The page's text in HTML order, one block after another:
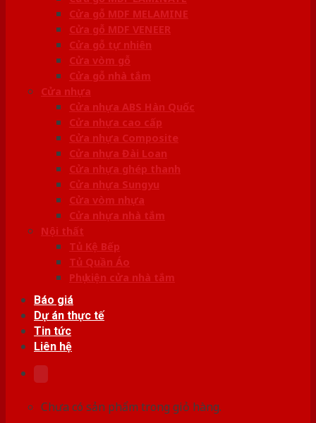
Cửa gỗ MDF MELAMINE
Cửa gỗ MDF VENEER
Cửa gỗ tự nhiên
Cửa vòm gỗ
Cửa gỗ nhà tắm
Cửa nhựa
Cửa nhựa ABS Hàn Quốc
Cửa nhựa cao cấp
Cửa nhựa Composite
Cửa nhựa Đài Loan
Cửa nhựa ghép thanh
Cửa nhựa Sungyu
Cửa vòm nhựa
Cửa nhựa nhà tắm
Nội thất
Tủ Kệ Bếp
Tủ Quần Áo
Phụ kiện cửa nhà tắm
Báo giá
Dự án thực tế
Tin tức
Liên hệ
Chưa có sản phẩm trong giỏ hàng.